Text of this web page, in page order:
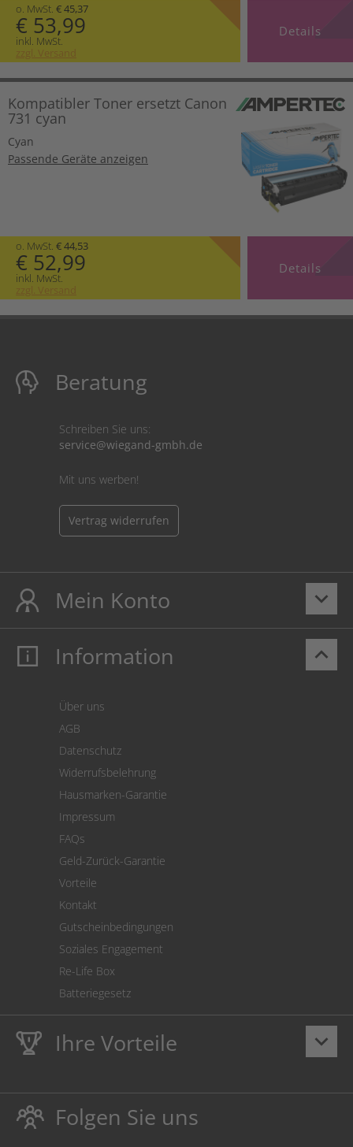
o. MwSt. € 45,37
€ 53,99
inkl. MwSt.
zzgl. Versand
Details
Kompatibler Toner ersetzt Canon
731 cyan
Cyan
Passende Geräte anzeigen
o. MwSt. € 44,53
€ 52,99
inkl. MwSt.
zzgl. Versand
Details
Beratung
Schreiben Sie uns:
service@wiegand-gmbh.de
Mit uns werben!
Vertrag widerrufen
keyboard_arrow_down
Mein Konto
Mein Konto
Cookie Einstellungen
keyboard_arrow_up
Information
Über uns
AGB
Datenschutz
Widerrufsbelehrung
Hausmarken-Garantie
Impressum
FAQs
Geld-Zurück-Garantie
Vorteile
Kontakt
Gutscheinbedingungen
Soziales Engagement
Re-Life Box
Batteriegesetz
keyboard_arrow_down
Ihre Vorteile
LebenslangeHausmarke Garantieauf Toner und Tinte
schützt auch Ihren Drucker.
Umweltfreundlich dadurch Abfallvermeidung.
Folgen Sie uns